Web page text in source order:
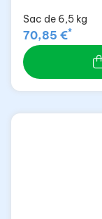
Sac de 6,5 kg
70,85 €*